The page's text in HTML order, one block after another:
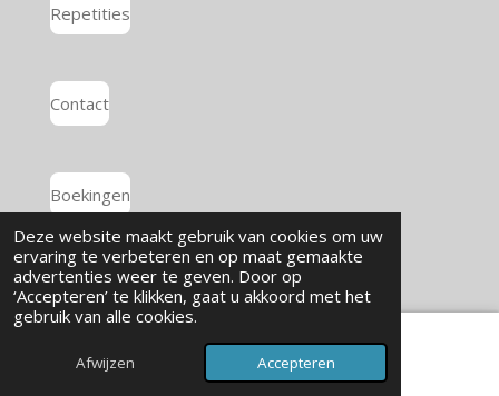
Deze website maakt gebruik van cookies om uw
ervaring te verbeteren en op maat gemaakte
advertenties weer te geven. Door op
‘Accepteren’ te klikken, gaat u akkoord met het
gebruik van alle cookies.
Afwijzen Accepteren
Repetities
Contact
Boekingen
© 2024 - 2026 Koor Exaudi
Powered byJouwWeb
E-mailadres